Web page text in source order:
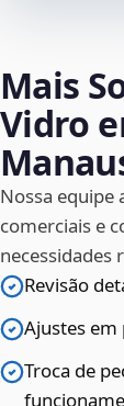
Mais
Vidro
Nossa equipe
comerciais e
necessidades
Revisão
Ajustes
Troca de